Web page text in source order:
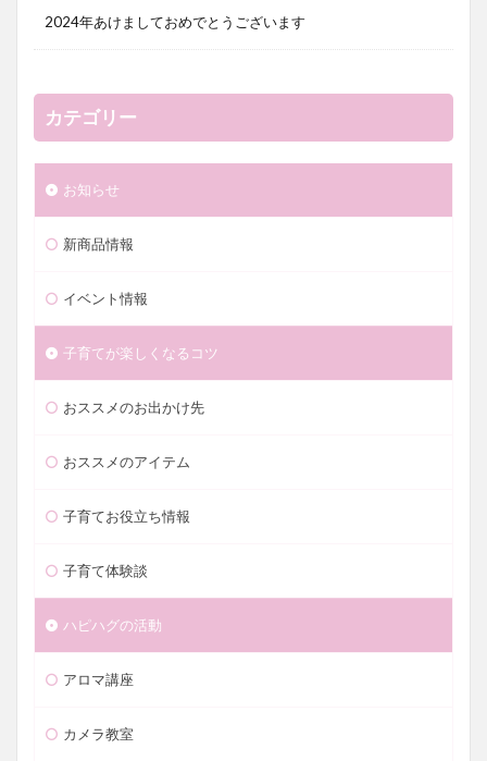
2024年あけましておめでとうございます
カテゴリー
お知らせ
新商品情報
イベント情報
子育てが楽しくなるコツ
おススメのお出かけ先
おススメのアイテム
子育てお役立ち情報
子育て体験談
ハピハグの活動
アロマ講座
カメラ教室